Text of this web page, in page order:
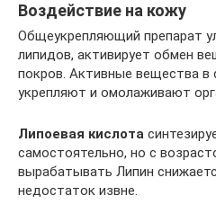
Воздействие на кожу
Общеукрепляющий препарат
липидов, активирует обмен
покров. Активные вещества в
укрепляют и омолаживают
Липоевая кислота
самостоятельно, но с
вырабатывать Липин
недостаток извне.